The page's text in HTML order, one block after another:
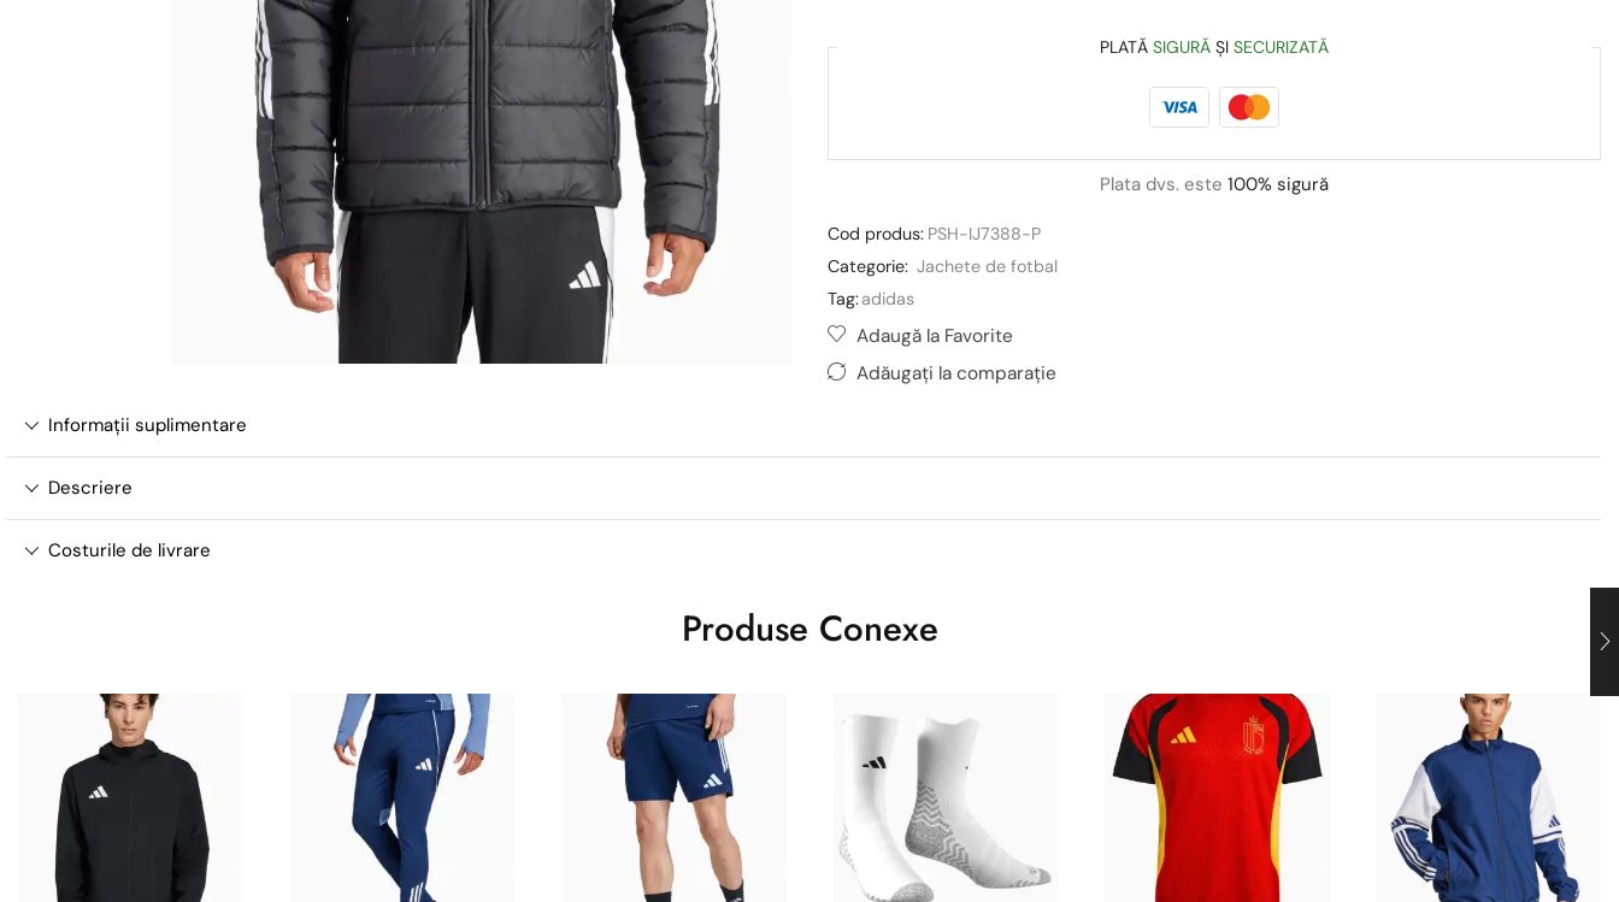
PLATĂ SIGURĂ ȘI SECURIZATĂ
Plata dvs. este 100% sigură
Cod produs: PSH-IJ7388-P
Categorie: Jachete de fotbal
Tag:adidas
Adaugă la Favorite
Adăugați la comparație
Informații suplimentare
Descriere
Costurile de livrare
Produse Conexe